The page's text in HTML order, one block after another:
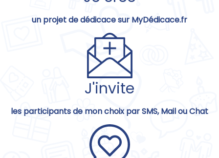
un projet de dédicace sur MyDédicace.fr
J'invite
les participants de mon choix par SMS, Mail ou Chat